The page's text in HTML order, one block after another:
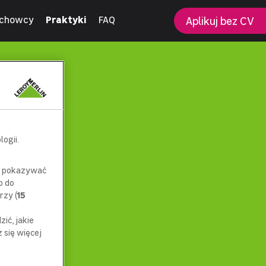
Praktyki FAQ Aplikuj bez CV
pokazywać
do
(15
jakie
się więcej